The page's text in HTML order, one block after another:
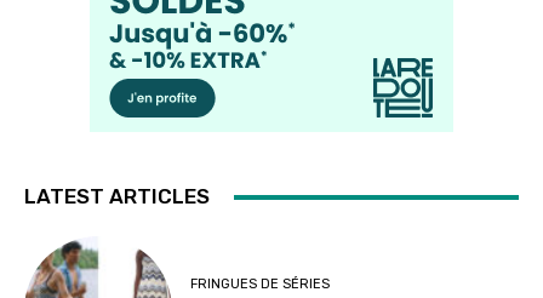
LATEST ARTICLES
FRINGUES DE SÉRIES